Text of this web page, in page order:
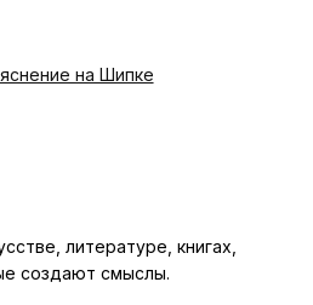
на Шипке
литературе, книгах,
создают смыслы.